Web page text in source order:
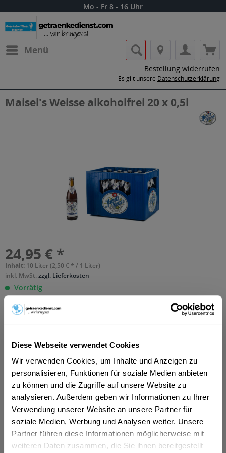
Diese Webseite verwendet Cookies
Wir verwenden Cookies, um Inhalte und Anzeigen zu
personalisieren, Funktionen für soziale Medien anbieten
zu können und die Zugriffe auf unsere Website zu
analysieren. Außerdem geben wir Informationen zu Ihrer
Verwendung unserer Website an unsere Partner für
soziale Medien, Werbung und Analysen weiter. Unsere
Partner führen diese Informationen möglicherweise mit
weiteren Daten zusammen, die Sie ihnen bereitgestellt
Mo - Fr 8 - 16 Uhr
Menü
Bestellung widerrufen
Es gilt unsere Datenschutzerklärung
Maisel's Weisse alkoholfrei 20 x 0,5l
24,95 € *
Inhalt: 10 Liter (2,50 € * / 1 Liter)
inkl. MwSt. zzgl. Lieferkosten
Vorrätig
MEHRWEG
+3,10 € Pfand
Artikel-Nr.: 10493
Beschreibung
So beschreibt der Hersteller sein Produkt: "Maisel's Weisse
Alkoholfrei ist das ideale Fitness-...mehr
Zutaten und Allergene